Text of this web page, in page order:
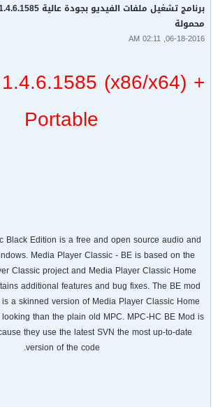
محمولة
06-18-2016, 02:11 AM
(x86/x64) +
Portable
Black Edition is a free and open source audio and
Media Player Classic - BE is based on the
Classic project and Media Player Classic Home
additional features and bug fixes. The BE mod
a skinned version of Media Player Classic Home
than the plain old MPC. MPC-HC BE Mod is
they use the latest SVN the most up-to-date
version of the code.